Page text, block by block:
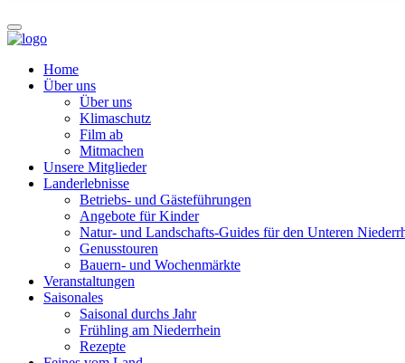
Home
Über uns
Über uns
Klimaschutz
Film ab
Mitmachen
Unsere Mitglieder
Landerlebnisse
Betriebs- und Gästeführungen
Angebote für Kinder
Natur- und Landschafts-Guides für den Unteren
Genusstouren
Bauern- und Wochenmärkte
Veranstaltungen
Saisonales
Saisonal durchs Jahr
Frühling am Niederrhein
Rezepte